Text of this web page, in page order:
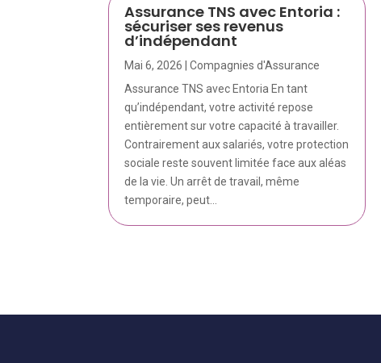
Assurance TNS avec Entoria :
sécuriser ses revenus
d’indépendant
Mai 6, 2026 |Compagnies d'Assurance
Assurance TNS avec Entoria En tant
qu’indépendant, votre activité repose
entièrement sur votre capacité à travailler.
Contrairement aux salariés, votre protection
sociale reste souvent limitée face aux aléas
de la vie. Un arrêt de travail, même
temporaire, peut...